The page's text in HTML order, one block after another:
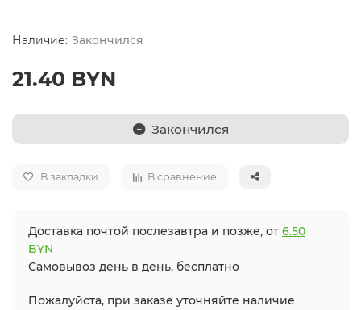
Закончился
21.40 BYN
Закончился
В закладки В сравнение
Доставка почтой послезавтра и позже, от 6.50
BYN
Самовывоз день в день, бесплатно
Пожалуйста, при заказе уточняйте наличие